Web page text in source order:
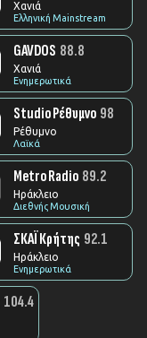
Χανιά
Ελληνική Mainstream
GAVDOS 88.8
Χανιά
Ενημερωτικά
Studio Ρέθυμνο 98
Ρέθυμνο
Λαϊκά
Metro Radio 89.2
Ηράκλειο
Διεθνής Μουσική
ΣΚΑΪ Κρήτης 92.1
Ηράκλειο
Ενημερωτικά
104.4